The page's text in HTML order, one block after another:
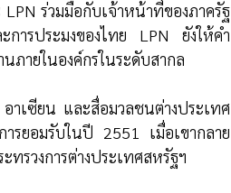
ร่วมมือกับเจ้าหน้าที่ของภาครัฐ
การประมงของไทย LPN ยังให้คำ
ภายในองค์กรในระดับสากล
าเซียน และสื่อมวลชนต่างประเทศ
ารยอมรับในปี 2551 เมื่อเขากลาย
รวงการต่างประเทศสหรัฐฯ